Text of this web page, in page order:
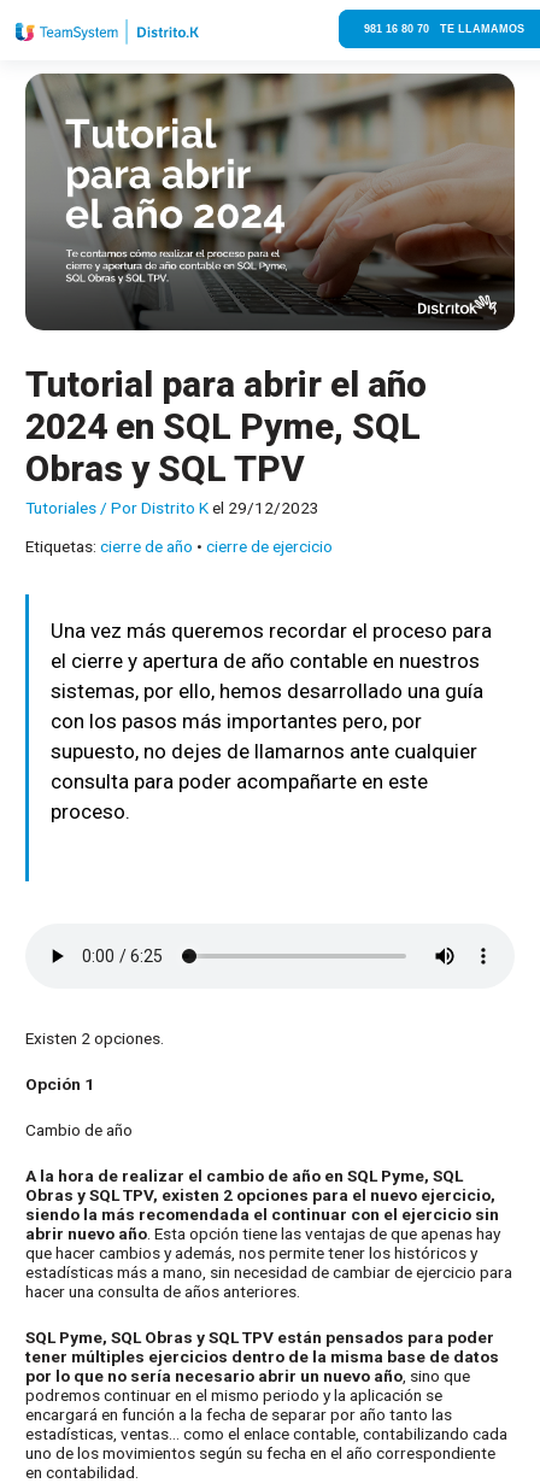
981 16 80 70 TE LLAMAMOS
Tutorial para abrir el año
2024 en SQL Pyme, SQL
Obras y SQL TPV
Tutoriales/ PorDistrito Kel 29/12/2023
Etiquetas:cierre de año •cierre de ejercicio
Una vez más queremos recordar el proceso para
el cierre y apertura de año contable en nuestros
sistemas, por ello, hemos desarrollado una guía
con los pasos más importantes pero, por
supuesto, no dejes de llamarnos ante cualquier
consulta para poder acompañarte en este
proceso.
Existen 2 opciones.
Opción 1
Cambio de año
A la hora de realizar el cambio de año en SQL Pyme, SQL
Obras y SQL TPV, existen 2 opciones para el nuevo ejercicio,
siendo la más recomendada el continuar con el ejercicio sin
abrir nuevo año . Esta opción tiene las ventajas de que apenas hay
que hacer cambios y además, nos permite tener los históricos y
estadísticas más a mano, sin necesidad de cambiar de ejercicio para
hacer una consulta de años anteriores.
SQL Pyme, SQL Obras y SQL TPV están pensados para poder
tener múltiples ejercicios dentro de la misma base de datos
por lo que no sería necesario abrir un nuevo año , sino que
podremos continuar en el mismo periodo y la aplicación se
encargará en función a la fecha de separar por año tanto las
estadísticas, ventas… como el enlace contable, contabilizando cada
uno de los movimientos según su fecha en el año correspondiente
en contabilidad.